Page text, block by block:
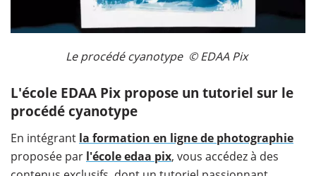
Le procédé cyanotype © EDAA Pix
L'école EDAA Pix propose un tutoriel sur le
procédé cyanotype
En intégrant la formation en ligne de photographie
proposée par l'école edaa pix, vous accédez à des